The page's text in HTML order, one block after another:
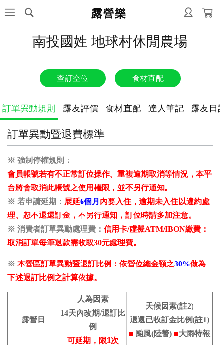
露營樂
南投國姓 地球村休閒農場
查訂空位 食材直配
訂單異動規則 露友評價 食材直配 達人筆記 露友日
訂單異動暨退費標準
※ 強制停權規則：
會員帳號若有不正常訂位操作、重複逾期取消等情況，本平
台將會取消此帳號之使用權限，並不另行通知。
※ 若申請延期： 展延6個月 內要入住，逾期未入住以違約處
理、恕不退還訂金，不另行通知， 訂位時請多加注意。
※ 消費者訂單異動處理費： 信用卡/虛擬ATM/IBON繳費：
取消訂單每筆退款需收取30元處理費。
※ 本營區訂單異動暨退訂比例：依營位總金額之30%做為
下述退訂比例之計算依據。
露營日
人為因素
14天內改期/退訂比
例
可延期，限1次
天候因素(註2)
退還已收訂金比例(註1)
■ 颱風(陸警) ■大雨特報